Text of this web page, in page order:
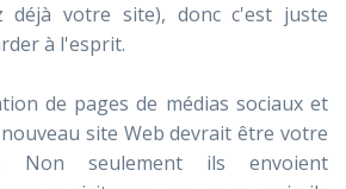
déjà votre site), donc c'est juste
à l'esprit.
de pages de médias sociaux et
site Web devrait être votre
Non seulement ils envoient